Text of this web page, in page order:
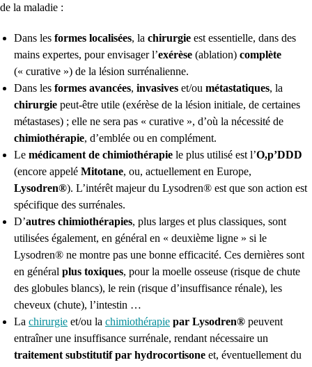
de la maladie :
Dans les formes localisées, la chirurgie est essentielle, dans des
mains expertes, pour envisager l’exérèse (ablation) complète
(« curative ») de la lésion surrénalienne.
Dans les formes avancées, invasives et/ou métastatiques, la
chirurgie peut-être utile (exérèse de la lésion initiale, de certaines
métastases) ; elle ne sera pas « curative », d’où la nécessité de
chimiothérapie, d’emblée ou en complément.
Le médicament de chimiothérapie le plus utilisé est l’O,p’DDD
(encore appelé Mitotane, ou, actuellement en Europe,
Lysodren®). L’intérêt majeur du Lysodren® est que son action est
spécifique des surrénales.
D’autres chimiothérapies, plus larges et plus classiques, sont
utilisées également, en général en « deuxième ligne » si le
Lysodren® ne montre pas une bonne efficacité. Ces dernières sont
en général plus toxiques, pour la moelle osseuse (risque de chute
des globules blancs), le rein (risque d’insuffisance rénale), les
cheveux (chute), l’intestin …
La chirurgie et/ou la chimiothérapie par Lysodren® peuvent
entraîner une insuffisance surrénale, rendant nécessaire un
traitement substitutif par hydrocortisone et, éventuellement du